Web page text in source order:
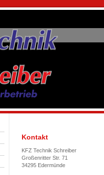
Kontakt
KFZ Technik Schreiber
Großenritter Str. 71
34295 Edermünde